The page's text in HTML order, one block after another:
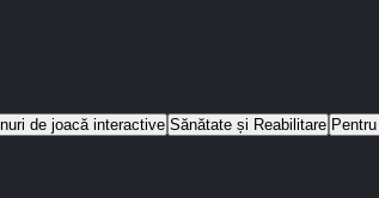
de joacă interactive Sănătate și Reabilitare